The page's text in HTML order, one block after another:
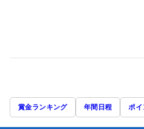
賞金ランキング 年間日程 ポ